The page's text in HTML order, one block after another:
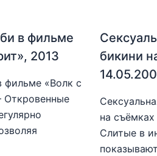
в фильме
2013
фильме «Волк с
Откровенные
бикини
на
Слитые в